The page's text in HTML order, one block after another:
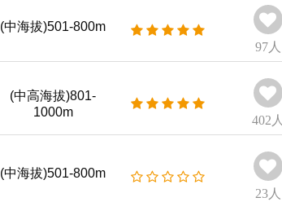
(中海拔)501-800m
97人
(中高海拔)801-
1000m
402 人
(中海拔)501-800m
23人